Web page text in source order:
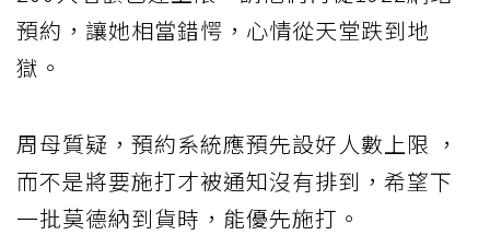
預約，讓她相當錯愕，心情從天堂跌到地
獄。
周母質疑，預約系統應預先設好人數上限 ，
而不是將要施打才被通知沒有排到，希望下
一批莫德納到貨時，能優先施打。